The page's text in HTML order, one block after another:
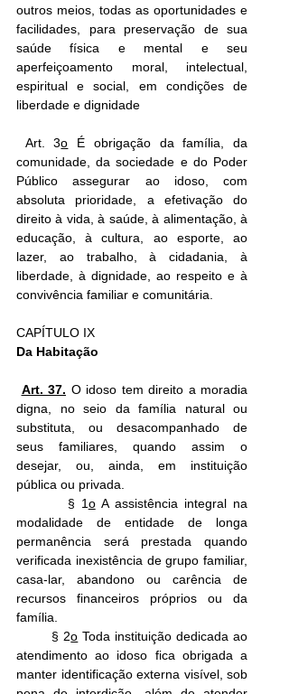
outros meios, todas as oportunidades e
facilidades, para preservação de sua
saúde física e mental e seu
aperfeiçoamento moral, intelectual,
espiritual e social, em condições de
liberdade e dignidade
Art. 3o É obrigação da família, da
comunidade, da sociedade e do Poder
Público assegurar ao idoso, com
absoluta prioridade, a efetivação do
direito à vida, à saúde, à alimentação, à
educação, à cultura, ao esporte, ao
lazer, ao trabalho, à cidadania, à
liberdade, à dignidade, ao respeito e à
convivência familiar e comunitária.
CAPÍTULO IX
Da Habitação
Art. 37. O idoso tem direito a moradia
digna, no seio da família natural ou
substituta, ou desacompanhado de
seus familiares, quando assim o
desejar, ou, ainda, em instituição
pública ou privada.
§ 1o A assistência integral na
modalidade de entidade de longa
permanência será prestada quando
verificada inexistência de grupo familiar,
casa-lar, abandono ou carência de
recursos financeiros próprios ou da
família.
§ 2o Toda instituição dedicada ao
atendimento ao idoso fica obrigada a
manter identificação externa visível, sob